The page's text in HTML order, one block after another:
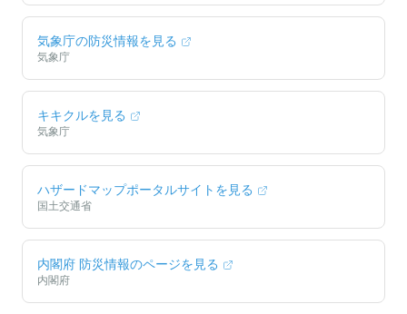
気象庁の防災情報を見る
気象庁
キキクルを見る
気象庁
ハザードマップポータルサイトを見る
国土交通省
内閣府 防災情報のページを見る
内閣府